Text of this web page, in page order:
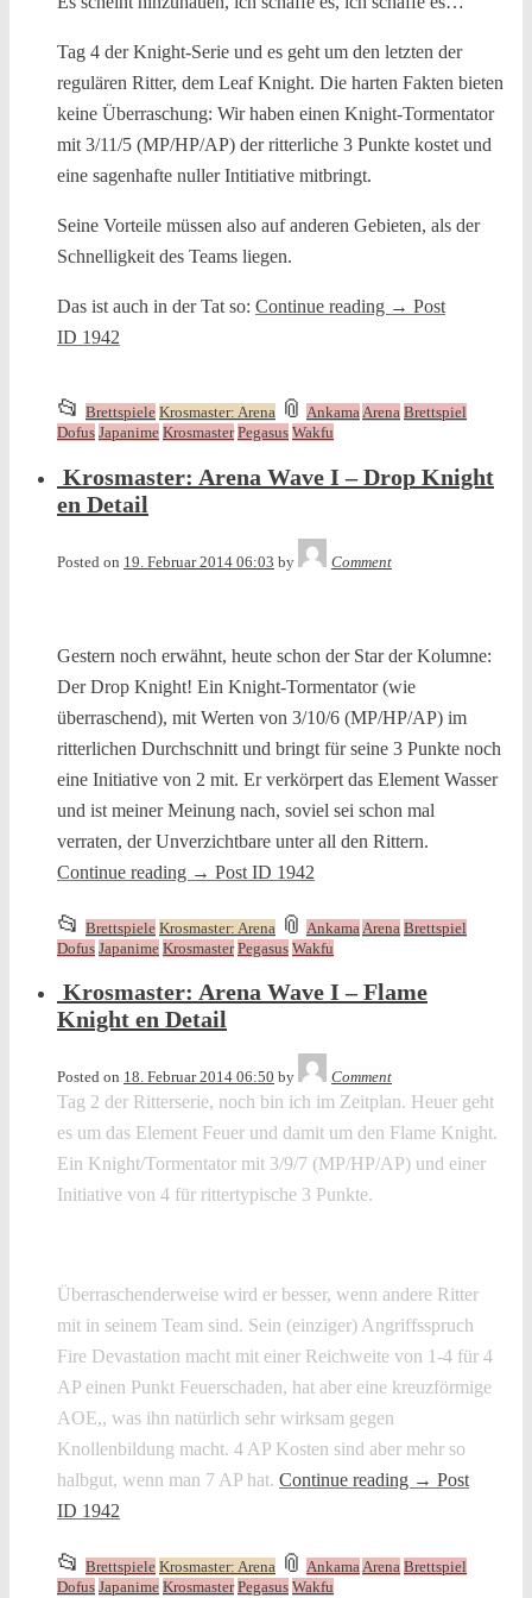
Tag 4 der Knight-Serie und es geht um den letzten der
regulären Ritter, dem Leaf Knight. Die harten Fakten bieten
keine Überraschung: Wir haben einen Knight-Tormentator
mit 3/11/5 (MP/HP/AP) der ritterliche 3 Punkte kostet und
eine sagenhafte nuller Intitiative mitbringt.
Seine Vorteile müssen also auf anderen Gebieten, als der
Schnelligkeit des Teams liegen.
Das ist auch in der Tat so: Continue reading → Post
ID 1942
📂 This
entry
posted
in
Brettspiele Krosmaster: Arena 📎 and
tagged
AnkamaArena Brettspiel
Dofus Japanime Krosmaster Pegasus Wakfu
Krosmaster: Arena Wave I – Drop Knight
en Detail
Posted on 19. Februar 2014 06:03 by
Comment
Gestern noch erwähnt, heute schon der Star der Kolumne:
Der Drop Knight! Ein Knight-Tormentator (wie
überraschend), mit Werten von 3/10/6 (MP/HP/AP) im
ritterlichen Durchschnitt und bringt für seine 3 Punkte noch
eine Initiative von 2 mit. Er verkörpert das Element Wasser
und ist meiner Meinung nach, soviel sei schon mal
verraten, der Unverzichtbare unter all den Rittern.
Continue reading → Post ID 1942
📂 This
entry
posted
in
Brettspiele Krosmaster: Arena 📎 and
tagged
Ankama Arena Brettspiel
Dofus Japanime Krosmaster Pegasus Wakfu
Krosmaster: Arena Wave I – Flame
Knight en Detail
Posted on 18. Februar 2014 06:50 by
Comment
Tag 2 der Ritterserie, noch bin ich im Zeitplan. Heuer geht
es um das Element Feuer und damit um den Flame Knight.
Ein Knight/Tormentator mit 3/9/7 (MP/HP/AP) und einer
Initiative von 4 für rittertypische 3 Punkte.
Überraschenderweise wird er besser, wenn andere Ritter
mit in seinem Team sind. Sein (einziger) Angriffsspruch
Fire Devastation macht mit einer Reichweite von 1-4 für 4
AP einen Punkt Feuerschaden, hat aber eine kreuzförmige
AOE,, was ihn natürlich sehr wirksam gegen
Knollenbildung macht. 4 AP Kosten sind aber mehr so
halbgut, wenn man 7 AP hat. Continue reading → Post
ID 1942
📂 This
entry
Brettspiele Krosmaster: Arena 📎 and
tagged
Ankama Arena Brettspiel
Dofus Japanime Krosmaster Pegasus Wakfu